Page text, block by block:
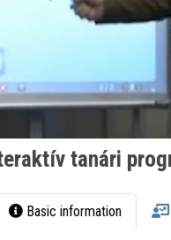
tanári
Basic information